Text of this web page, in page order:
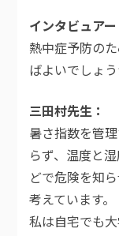
インタビュアー
熱中症予防の
ばよいでしょう
三田村先生
暑さ指数を管
らず、温度と
どで危険を知
考えています。
私は自宅でも